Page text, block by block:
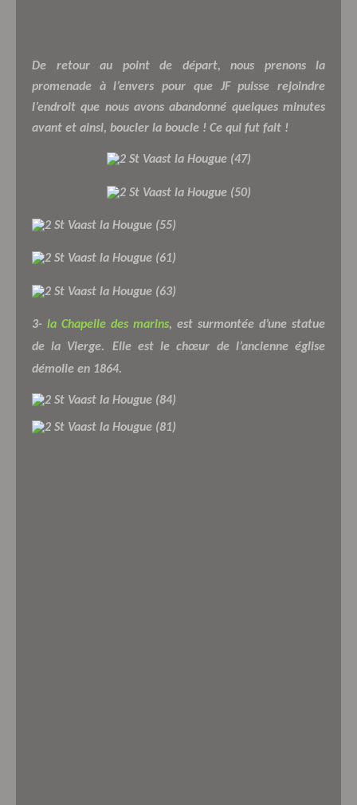
De retour au point de départ, nous prenons la
promenade à l’envers pour que JF puisse rejoindre
l’endroit que nous avons abandonné quelques minutes
avant et ainsi, boucler la boucle ! Ce qui fut fait !
3- la Chapelle des marins, est surmontée d’une statue
de la Vierge.
Elle est le chœur de l’ancienne église
démolie en 1864.